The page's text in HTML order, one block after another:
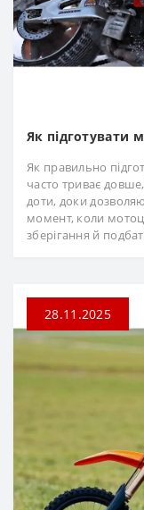
Як підготувати
Як правильно
часто триває
доти, доки
момент, коли
зберігання й
28.11.2025